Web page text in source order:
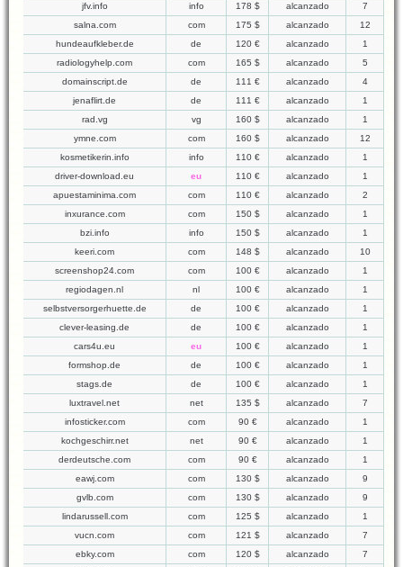
jfv.info
info 178 $ alcanzado
7
salna.com
com 175 $ alcanzado
12
hundeaufkleber.de
de 120 € alcanzado
1
radiologyhelp.com
com 165 $ alcanzado
5
domainscript.de
de 111 € alcanzado
4
jenaflirt.de
de 111 € alcanzado
1
rad.vg
vg 160 $ alcanzado
1
ymne.com
com 160 $ alcanzado
12
kosmetikerin.info
info 110 € alcanzado
1
driver-download.eu
eu 110 € alcanzado
1
apuestaminima.com
com 110 € alcanzado
2
inxurance.com
com 150 $ alcanzado
1
bzi.info
info 150 $ alcanzado
1
keeri.com
com 148 $ alcanzado
10
screenshop24.com
com 100 € alcanzado
1
regiodagen.nl
nl 100 € alcanzado
1
selbstversorgerhuette.de
de 100 € alcanzado
1
clever-leasing.de
de 100 € alcanzado
1
cars4u.eu
eu 100 € alcanzado
1
formshop.de
de 100 € alcanzado
1
stags.de
de 100 € alcanzado
1
luxtravel.net
net 135 $ alcanzado
7
infosticker.com
com 90 € alcanzado
1
kochgeschirr.net
net 90 € alcanzado
1
derdeutsche.com
com 90 € alcanzado
1
eawj.com
com 130 $ alcanzado
9
gvlb.com
com 130 $ alcanzado
9
lindarussell.com
com 125 $ alcanzado
1
vucn.com
com 121 $ alcanzado
7
ebky.com
com 120 $ alcanzado
7